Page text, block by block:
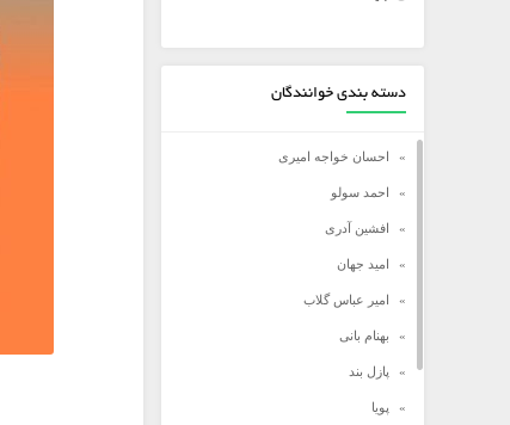
دسته بندی خوانندگان
احسان خواجه امیری
احمد سولو
افشین آدری
امید جهان
امیر عباس گلاب
بهنام بانی
پازل بند
پویا